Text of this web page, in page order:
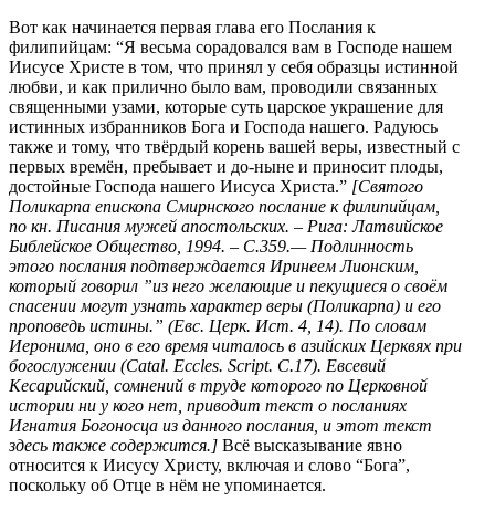
Вот как начинается первая глава его Послания к
филипийцам: “Я весьма сорадовался вам в Господе нашем
Иисусе Христе в том, что принял у себя образцы истинной
любви, и как прилично было вам, проводили связанных
священными узами, которые суть царское украшение для
истинных избранников Бога и Господа нашего. Радуюсь
также и тому, что твёрдый корень вашей веры, известный с
первых времён, пребывает и до-ныне и приносит плоды,
достойные Господа нашего Иисуса Христа.” [Святого
Поликарпа епископа Смирнского послание к филипийцам,
по кн. Писания мужей апостольских. – Рига: Латвийское
Библейское Общество, 1994. – С.359.— Подлинность
этого послания подтверждается Иринеем Лионским,
который говорил ”из него желающие и пекущиеся о своём
спасении могут узнать характер веры (Поликарпа) и его
проповедь истины.” (Евс. Церк. Ист. 4, 14). По словам
Иеронима, оно в его время читалось в азийских Церквях при
богослужении (Catal. Eccles. Script. C.17). Евсевий
Кесарийский, сомнений в труде которого по Церковной
истории ни у кого нет, приводит текст о посланиях
Игнатия Богоносца из данного послания, и этот текст
здесь также содержится.] Всё высказывание явно
относится к Иисусу Христу, включая и слово “Бога”,
поскольку об Отце в нём не упоминается.